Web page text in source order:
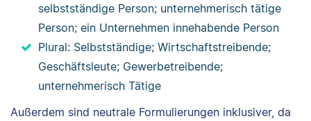
selbstständige Person; unternehmerisch tätige
Person; ein Unternehmen innehabende Person
Plural: Selbstständige; Wirtschaftstreibende;
Geschäftsleute; Gewerbetreibende;
unternehmerisch Tätige
Außerdem sind neutrale Formulierungen inklusiver, da